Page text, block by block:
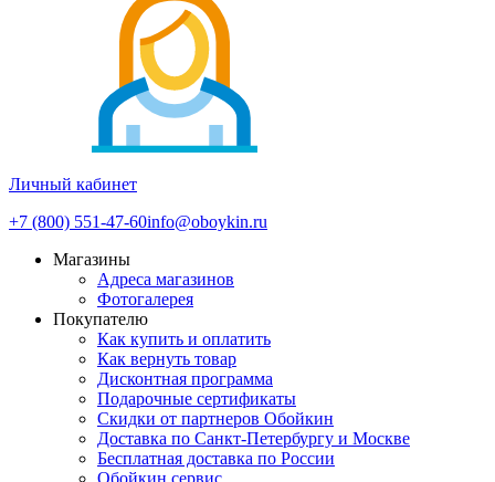
Личный кабинет
+7 (800) 551-47-60info@oboykin.ru
Магазины
Адреса магазинов
Фотогалерея
Покупателю
Как купить и оплатить
Как вернуть товар
Дисконтная программа
Подарочные сертификаты
Скидки от партнеров Обойкин
Доставка по Санкт-Петербургу и Москве
Бесплатная доставка по России